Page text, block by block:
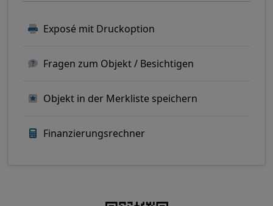
Exposé mit Druckoption
Fragen zum Objekt / Besichtigen
Objekt in der Merkliste speichern
Finanzierungsrechner